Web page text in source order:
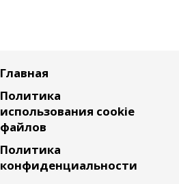
Главная
Политика
использования cookie
файлов
Политика
конфиденциальности